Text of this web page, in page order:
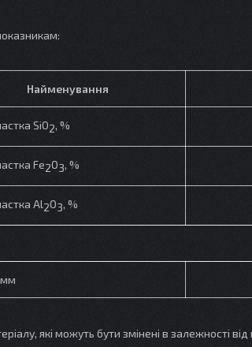
Найменування
SiO2, %
Fe2O3, %
Al2O3, %
мм
які можуть бути змінені в залежності